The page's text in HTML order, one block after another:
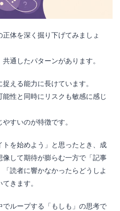
体を深く掘り下げてみましょ
通したパターンがあります。
える能力に長けています。
性と同時にリスクも敏感に感じ
すいのが特徴です。
を始めよう」と思ったとき、成
して期待が膨らむ一方で「記事
読者に響かなかったらどうしよ
きます。
ループする「もしも」の思考で